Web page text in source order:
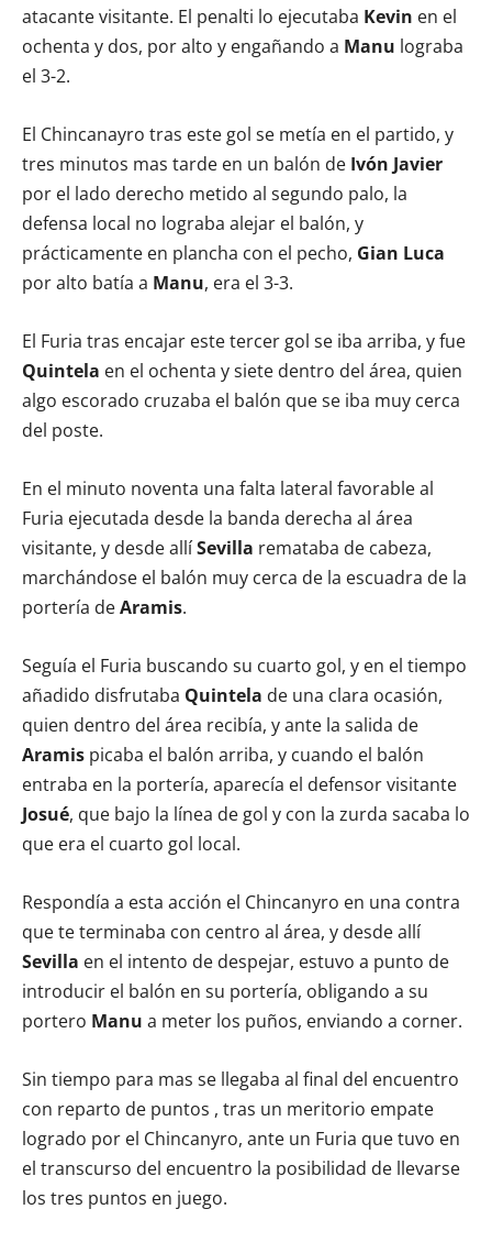
atacante visitante. El penalti lo ejecutaba Kevin en el
ochenta y dos, por alto y engañando a Manu lograba
el 3-2.
El Chincanayro tras este gol se metía en el partido, y
tres minutos mas tarde en un balón de Ivón Javier
por el lado derecho metido al segundo palo, la
defensa local no lograba alejar el balón, y
prácticamente en plancha con el pecho, Gian Luca
por alto batía a Manu, era el 3-3.
El Furia tras encajar este tercer gol se iba arriba, y fue
Quintela en el ochenta y siete dentro del área, quien
algo escorado cruzaba el balón que se iba muy cerca
del poste.
En el minuto noventa una falta lateral favorable al
Furia ejecutada desde la banda derecha al área
visitante, y desde allíSevilla remataba de cabeza,
marchándose el balón muy cerca de la escuadra de la
portería deAramis.
Seguía el Furia buscando su cuarto gol, y en el tiempo
añadido disfrutaba Quintela de una clara ocasión,
quien dentro del área recibía, y ante la salida de
Aramis picaba el balón arriba, y cuando el balón
entraba en la portería, aparecía el defensor visitante
Josué, que bajo la línea de gol y con la zurda sacaba lo
que era el cuarto gol local.
Respondía a esta acción el Chincanyro en una contra
que te terminaba con centro al área, y desde allí
Sevilla en el intento de despejar, estuvo a punto de
introducir el balón en su portería, obligando a su
portero Manu a meter los puños, enviando a corner.
Sin tiempo para mas se llegaba al final del encuentro
con reparto de puntos , tras un meritorio empate
logrado por el Chincanyro, ante un Furia que tuvo en
el transcurso del encuentro la posibilidad de llevarse
los tres puntos en juego.